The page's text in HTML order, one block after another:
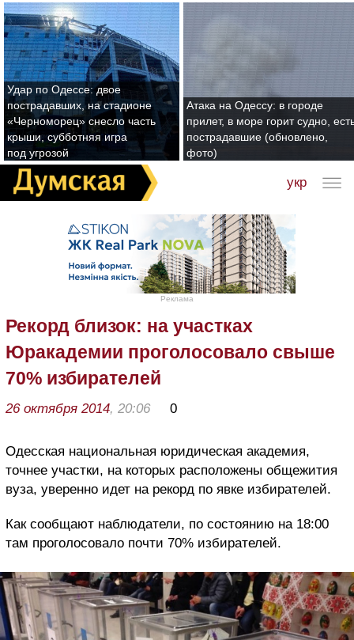
Удар по Одессе: двое
пострадавших, на стадионе
«Черноморец» снесло часть
крыши, субботняя игра
под угрозой
Атака на Одессу: в городе
прилет, в море горит судно,
пострадавшие (обновлено,
фото)
укр
Реклама
Рекорд близок: на участках
Юракадемии проголосовало свыше
70% избирателей
26 октября 2014, 20:06 0
Одесская национальная юридическая академия,
точнее участки, на которых расположены общежития
вуза, уверенно идет на рекорд по явке избирателей.
Как сообщают наблюдатели, по состоянию на 18:00
там проголосовало почти 70% избирателей.